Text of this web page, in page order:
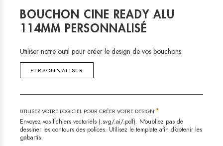
BOUCHON CINE READY ALU
114MM PERSONNALISÉ
Utiliser notre outil pour créer le design de vos bouchons.
PERSONNALISER
UTILISEZ VOTRE LOGICIEL POUR CRÉER VOTRE DESIGN *
Envoyez vos fichiers vectoriels (.svg/.ai/.pdf). N'oubliez pas de
dessiner les contours des polices. Utilisez le template afin d'obtenir les
gabartis